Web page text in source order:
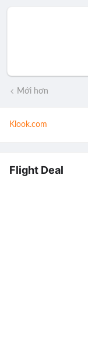
Mới hơn
Klook.com
Flight Deal